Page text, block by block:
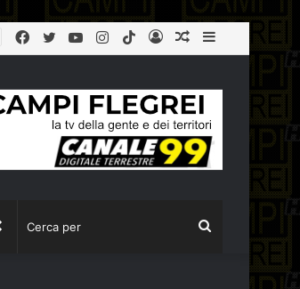
Sidebar
Articolo
Log
TikTok
Instagram
YouTube
Twitter
Facebook
Cerca
Articolo